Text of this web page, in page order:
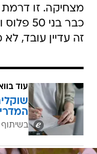
מצחיקה. זו דרמת
זה עדיין עובד,
עוד
בשיתוף